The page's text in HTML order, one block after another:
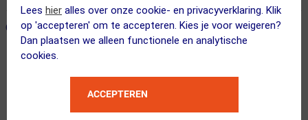
Lees hier alles over onze cookie- en privacyverklaring. Klik
op 'accepteren' om te accepteren. Kies je voor weigeren?
Dan plaatsen we alleen functionele en analytische
cookies.
ACCEPTEREN
← Terug naar productnavigatie
ONZE AANBEVOLEN COMBINATIE
GALFER
Standard Schijfremblokken Hope X2